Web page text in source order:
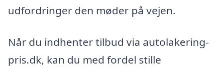
udfordringer den møder på vejen.
Når du indhenter tilbud via autolakering-
pris.dk, kan du med fordel stille